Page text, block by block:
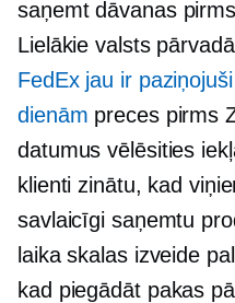
saņemt dāvanas
Lielākie valsts
FedEx jau ir
dienām preces pirms
datumus vēlēsities
klienti zinātu, kad
savlaicīgi saņemtu
laika skalas izveide
kad piegādāt pakas